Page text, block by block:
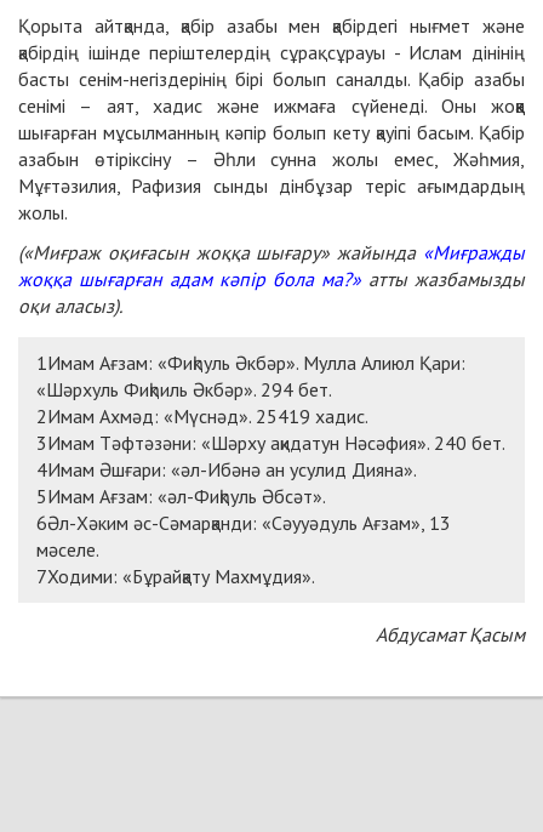
Қорыта айтқанда, қабір азабы мен қабірдегі нығмет және
қабірдің ішінде періштелердің сұрақ сұрауы - Ислам дінінің
басты сенім-негіздерінің бірі болып саналды. Қабір азабы
сенімі – аят, хадис және ижмаға сүйенеді. Оны жоққа
шығарған мұсылманның кәпір болып кету қауіпі басым. Қабір
азабын өтіріксіну – Әһли сунна жолы емес, Жәһмия,
Мұғтәзилия, Рафизия сынды дінбұзар теріс ағымдардың
жолы.
(«Миғраж оқиғасын жоққа шығару» жайында «Миғражды
жоққа шығарған адам кәпір бола ма?» атты жазбамызды
оқи аласыз).
1Имам Ағзам: «Фиқһуль Әкбәр». Мулла Алиюл Қари:
«Шәрхуль Фиқһиль Әкбәр». 294 бет.
2Имам Ахмәд: «Мүснәд». 25419 хадис.
3Имам Тәфтәзәни: «Шәрху ақидатун Нәсәфия». 240 бет.
4Имам Әшғари: «әл-Ибәнә ан усулид Дияна».
5Имам Ағзам: «әл-Фиқһуль Әбсәт».
6Әл-Хәким әс-Сәмарқанди: «Сәууәдуль Ағзам», 13
мәселе.
7Ходими: «Бұрайқату Махмұдия».
Абдусамат Қасым